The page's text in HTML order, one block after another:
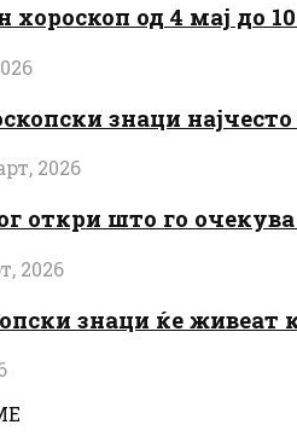
хороскоп од 4 мај до
знаци
2026
откри што го
2026
знаци ќе живеат